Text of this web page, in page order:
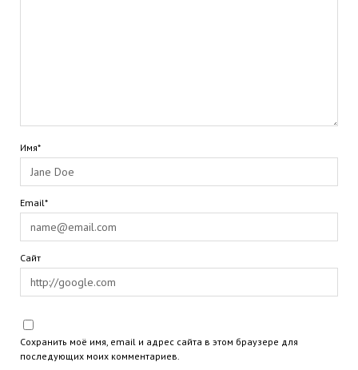
Имя*
Email*
Сайт
Сохранить моё имя, email и адрес сайта в этом браузере для
последующих моих комментариев.